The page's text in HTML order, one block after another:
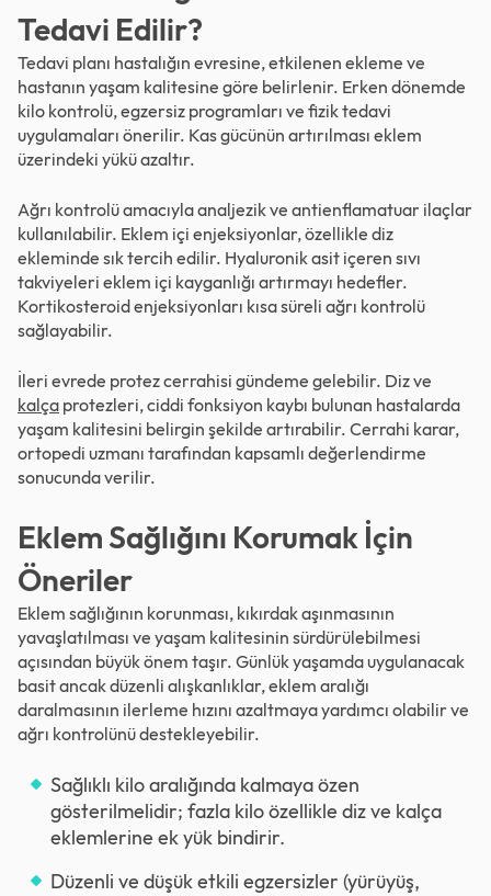
Tedavi Edilir?
Tedavi planı hastalığın evresine, etkilenen ekleme ve
hastanın yaşam kalitesine göre belirlenir. Erken dönemde
kilo kontrolü, egzersiz programları ve fizik tedavi
uygulamaları önerilir. Kas gücünün artırılması eklem
üzerindeki yükü azaltır.
Ağrı kontrolü amacıyla analjezik ve antienflamatuar ilaçlar
kullanılabilir. Eklem içi enjeksiyonlar, özellikle diz
ekleminde sık tercih edilir. Hyaluronik asit içeren sıvı
takviyeleri eklem içi kayganlığı artırmayı hedefler.
Kortikosteroid enjeksiyonları kısa süreli ağrı kontrolü
sağlayabilir.
İleri evrede protez cerrahisi gündeme gelebilir. Diz ve
kalça protezleri, ciddi fonksiyon kaybı bulunan hastalarda
yaşam kalitesini belirgin şekilde artırabilir. Cerrahi karar,
ortopedi uzmanı tarafından kapsamlı değerlendirme
sonucunda verilir.
Eklem Sağlığını Korumak İçin
Öneriler
Eklem sağlığının korunması, kıkırdak aşınmasının
yavaşlatılması ve yaşam kalitesinin sürdürülebilmesi
açısından büyük önem taşır. Günlük yaşamda uygulanacak
basit ancak düzenli alışkanlıklar, eklem aralığı
daralmasının ilerleme hızını azaltmaya yardımcı olabilir ve
ağrı kontrolünü destekleyebilir.
Sağlıklı kilo aralığında kalmaya özen
gösterilmelidir; fazla kilo özellikle diz ve kalça
eklemlerine ek yük bindirir.
Düzenli ve düşük etkili egzersizler (yürüyüş,